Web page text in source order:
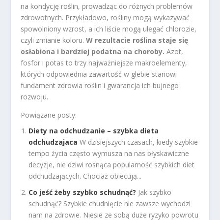
na kondycję roślin, prowadząc do różnych problemów
zdrowotnych. Przykładowo, rośliny mogą wykazywać
spowolniony wzrost, a ich liście mogą ulegać chlorozie,
czyli zmianie koloru.W rezultacie roślina staje się
osłabiona i bardziej podatna na choroby. Azot,
fosfor i potas to trzy najważniejsze makroelementy,
których odpowiednia zawartość w glebie stanowi
fundament zdrowia roślin i gwarancja ich bujnego
rozwoju.
Powiązane posty:
Diety na odchudzanie – szybka dieta
odchudzajaca W dzisiejszych czasach, kiedy szybkie
tempo życia często wymusza na nas błyskawiczne
decyzje, nie dziwi rosnąca popularność szybkich diet
odchudzających. Chociaż obiecują...
Co jeść żeby szybko schudnąć? Jak szybko
schudnąć? Szybkie chudnięcie nie zawsze wychodzi
nam na zdrowie. Niesie ze sobą duże ryzyko powrotu